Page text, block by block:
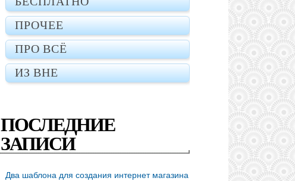
ПРОЧЕЕ
ПРО ВСЁ
ИЗ ВНЕ
ПОСЛЕДНИЕ
ЗАПИСИ
Два шаблона для создания интернет магазина